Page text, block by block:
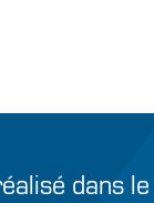
dans